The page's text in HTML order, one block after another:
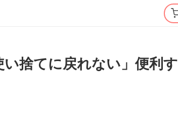
い捨てに戻れない」便利す